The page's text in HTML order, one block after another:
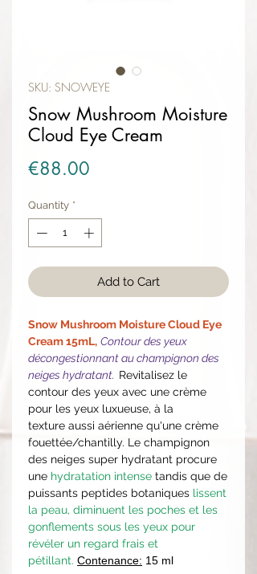
SKU: SNOWEYE
Snow Mushroom Moisture
Cloud Eye Cream
€88.00
Quantity *
Add to Cart
Snow Mushroom Moisture Cloud Eye
Cream 15mL, Contour des yeux
décongestionnant au champignon des
neiges hydratant. Revitalisez le
contour des yeux avec une crème
pour les yeux luxueuse, à la
texture aussi aérienne qu'une crème
fouettée/chantilly. Le champignon
des neiges super hydratant procure
une hydratation intense tandis que de
puissants peptides botaniques lissent
la peau, diminuent les poches et les
gonflements sous les yeux pour
révéler un regard frais et
pétillant. Contenance: 15 ml